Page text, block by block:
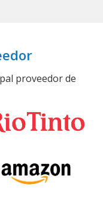
proveedor de